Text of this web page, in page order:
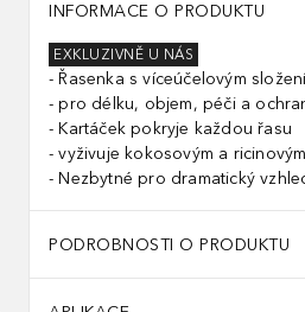
INFORMACE O PRODUKTU
EXKLUZIVNĚ U NÁS
Řasenka s víceúčelovým
pro délku, objem, péči a
Kartáček pokryje každou řasu
vyživuje kokosovým a
Nezbytné pro dramatický
PODROBNOSTI O PRODUKTU